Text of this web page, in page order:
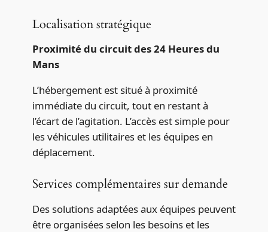
Localisation stratégique
Proximité du circuit des 24 Heures du
Mans
L’hébergement est situé à proximité
immédiate du circuit, tout en restant à
l’écart de l’agitation. L’accès est simple pour
les véhicules utilitaires et les équipes en
déplacement.
Services complémentaires sur demande
Des solutions adaptées aux équipes peuvent
être organisées selon les besoins et les